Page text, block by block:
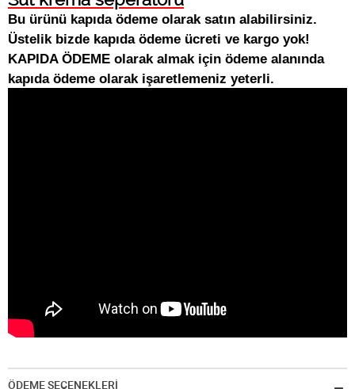
Bu ürünü kapıda ödeme olarak satın alabilirsiniz.
Üstelik bizde kapıda ödeme ücreti ve kargo yok!
KAPIDA ÖDEME olarak almak için ödeme alanında
kapıda ödeme olarak işaretlemeniz yeterli.
ÖDEME SEÇENEKLERİ